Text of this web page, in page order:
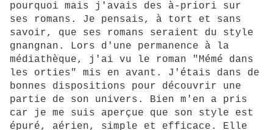
pourquoi mais j'avais des à-priori sur
ses romans. Je pensais, à tort et sans
savoir, que ses romans seraient du style
gnangnan. Lors d'une permanence à la
médiathèque, j'ai vu le roman "Mémé dans
les orties" mis en avant. J'étais dans de
bonnes dispositions pour découvrir une
partie de son univers. Bien m'en a pris
car je me suis aperçue que son style est
épuré, aérien, simple et efficace. Elle